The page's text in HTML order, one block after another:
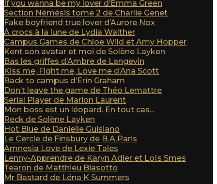
If you wanna be my lover d’Emma Green
Section Némésis tome 2 de Charlie Genet
Fake boyfriend true lover d’Aurore Nox
À crocs à la lune de Lydia Walther
Campus Games de Chloe Wild et Amy Hopper
Kent son avatar et moi de Solène Layken
Bas les griffes d’Ambre de Langevin
Kiss me, Fight me, Love me d’Ana Scott
Back to campus d’Erin Graham
Don’t leave the game de Théo Lemattre
Serial Player de Marion Laurent
Mon boss est un léopard. En tout cas...
Reck de Solène Layken
Hot Blue de Danielle Guisiano
Le Cercle de Finsbury de B.A.Paris
Amnesia Love de Lexie Tales
Lenny-Apprendre de Karyn Adler et Loïs Smes
Tearon de Matthieu Biasotto
Mr Bastard de Léna K Summers